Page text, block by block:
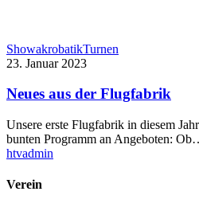
ShowakrobatikTurnen
23. Januar 2023
Neues aus der Flugfabrik
Unsere erste Flugfabrik in diesem
bunten Programm an Angeboten:
htvadmin
Verein